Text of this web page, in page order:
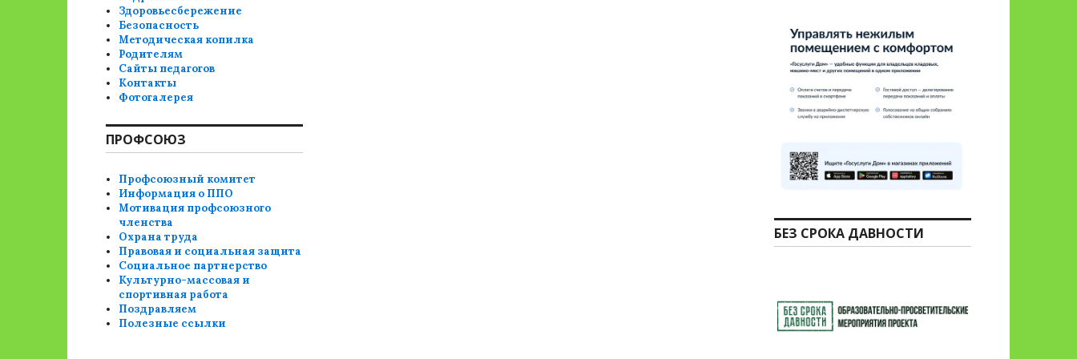
Здоровьесбережение
Безопасность
Методическая копилка
Родителям
Сайты педагогов
Контакты
Фотогалерея
ПРОФСОЮЗ
Профсоюзный комитет
Информация о ППО
Мотивация профсоюзного
членства
Охрана труда
Правовая и социальная защита
Социальное партнерство
Культурно-массовая и
спортивная работа
Поздравляем
Полезные ссылки
БЕЗ СРОКА ДАВНОСТИ